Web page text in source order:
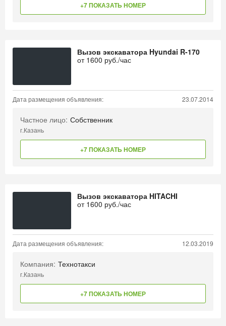
+7 ПОКАЗАТЬ НОМЕР
Вызов экскаватора Hyundai R-170
от 1600 руб./час
Дата размещения объявления: 23.07.2014
Частное лицо: Собственник
г.Казань
+7 ПОКАЗАТЬ НОМЕР
Вызов экскаватора HITACHI
от 1600 руб./час
Дата размещения объявления: 12.03.2019
Компания: Технотакси
г.Казань
+7 ПОКАЗАТЬ НОМЕР